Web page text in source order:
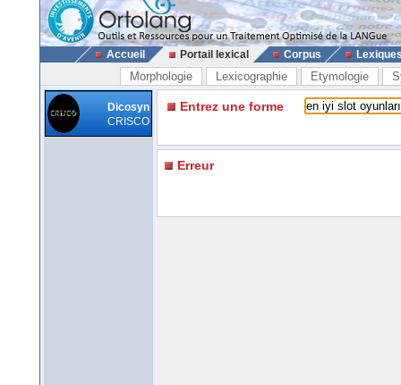
Accueil Portail lexical Corpus
Morphologie Lexicographie Etymologie
Dicosyn
CRISCO
Entrez une forme
Erreur